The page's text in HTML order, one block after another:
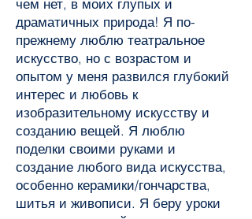
чем нет, в моих глупых и
драматичных природа! Я по-
прежнему люблю театральное
искусство, но с возрастом и
опытом у меня развился глубокий
интерес и любовь к
изобразительному искусству и
созданию вещей. Я люблю
поделки своими руками и
создание любого вида искусства,
особенно керамики/гончарства,
шитья и живописи. Я беру уроки